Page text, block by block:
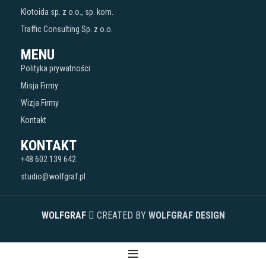
Klotoida sp. z o.o., sp. kom.
Traffic Consulting Sp. z o.o.
MENU
Polityka prywatności
Misja Firmy
Wizja Firmy
Kontakt
KONTAKT
+48 602 139 642
studio@wolfgraf.pl
WOLFGRAF CREATED BY WOLFGRAF DESIGN